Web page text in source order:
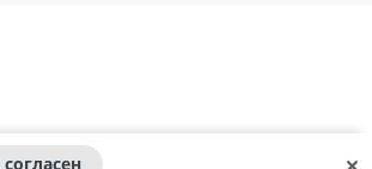
согласен